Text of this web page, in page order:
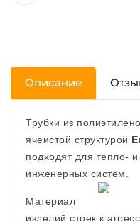
Описание
Трубки из
ячеистой структурой
подходят для тепло-
инженерных систем.
Материал
изделий стоек к